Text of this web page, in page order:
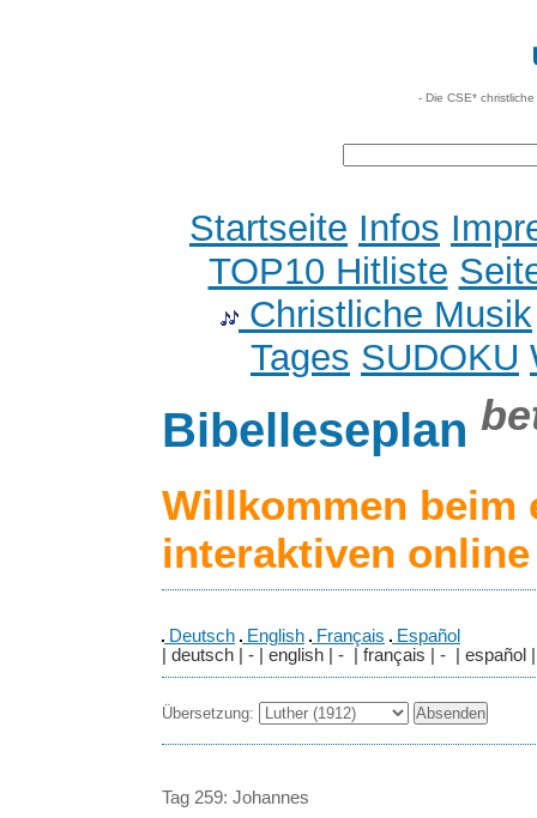
- Die CSE*
Startseite Infos
TOP10 Hitliste
Christliche Musik
Tages SUDOKU
Bibelleseplan
Willkommen beim
interaktiven
Deutsch English Français
Español
| deutsch | - | english | - | français | - | español |
Übersetzung:
Tag 259: Johannes